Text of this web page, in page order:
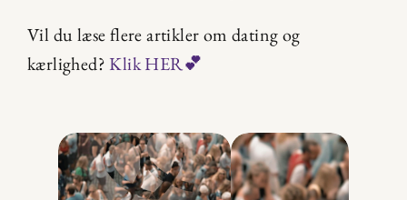
Vil du læse flere artikler om dating og
kærlighed? Klik HER💕